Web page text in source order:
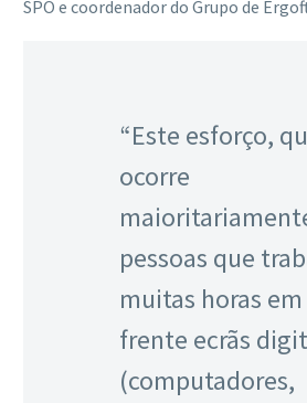
SPO e coordenador do Grupo de
“Este esforço,
ocorre
pessoas que
muitas horas em
frente ecrãs
(computadores,